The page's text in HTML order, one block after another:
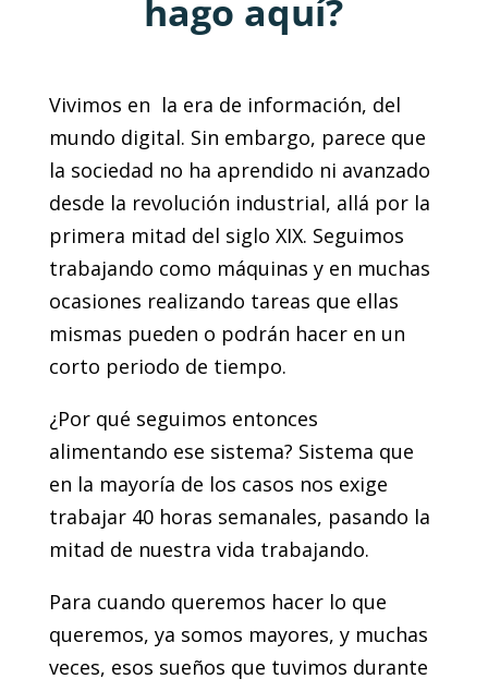
hago aquí?
Vivimos en la era de información, del
mundo digital. Sin embargo, parece que
la sociedad no ha aprendido ni avanzado
desde la revolución industrial, allá por la
primera mitad del siglo XIX. Seguimos
trabajando como máquinas y en muchas
ocasiones realizando tareas que ellas
mismas pueden o podrán hacer en un
corto periodo de tiempo.
¿Por qué seguimos entonces
alimentando ese sistema? Sistema que
en la mayoría de los casos nos exige
trabajar 40 horas semanales, pasando la
mitad de nuestra vida trabajando.
Para cuando queremos hacer lo que
queremos, ya somos mayores, y muchas
veces, esos sueños que tuvimos durante